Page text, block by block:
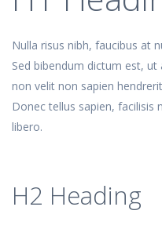
Nulla risus nibh, faucibus at
Sed bibendum dictum est,
non velit non sapien
Donec tellus sapien, facilisis
libero.
H2 Heading